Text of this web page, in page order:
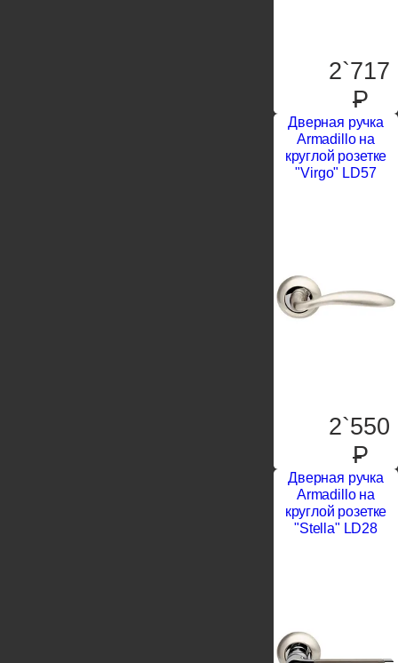
2`717
P
Дверная ручка
Armadillo на
круглой розетке
"Virgo" LD57
2`550
P
Дверная ручка
Armadillo на
круглой розетке
"Stella" LD28